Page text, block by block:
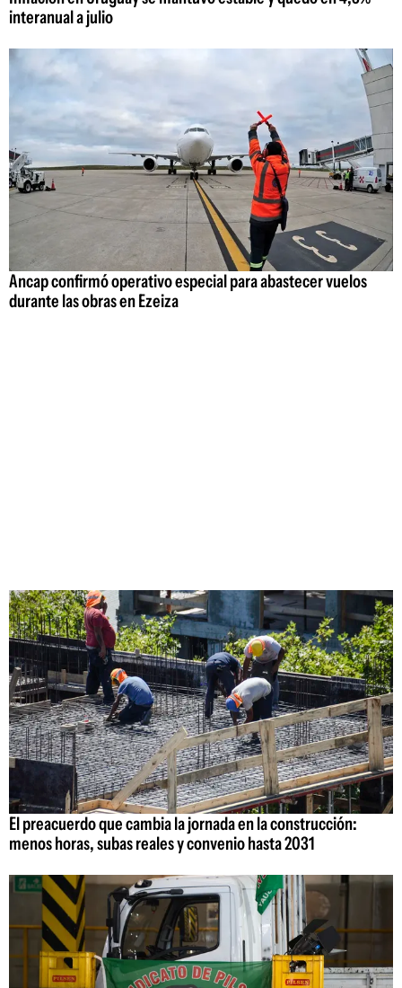
interanual a julio
Ancap confirmó operativo especial para abastecer vuelos
durante las obras en Ezeiza
El preacuerdo que cambia la jornada en la construcción:
menos horas, subas reales y convenio hasta 2031